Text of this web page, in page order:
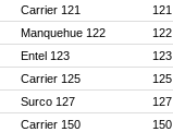
Carrier 121
Manquehue 122
Entel 123
Carrier 125
Surco 127
Carrier 150